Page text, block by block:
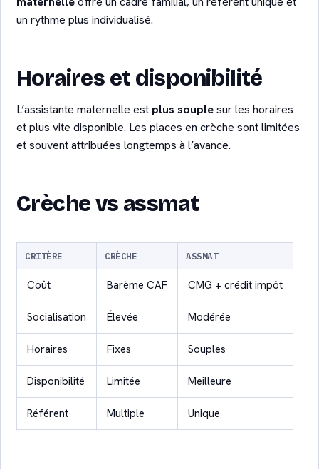
un rythme plus individualisé.
Horaires et disponibilité
L’assistante maternelle est plus souplesur les horaires
et plus vite disponible. Les places en crèche sont limitées
et souvent attribuées longtemps à l’avance.
Crèche vs assmat
CRITÈRE CRÈCHE ASSMAT
Coût Barème CAF CMG + crédit impôt
Socialisation Élevée Modérée
Horaires Fixes Souples
Disponibilité Limitée Meilleure
Référent Multiple Unique